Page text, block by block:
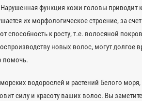
функция кожи головы
их морфологическое строение, за
способность к росту, т.е. волосяной
новых волос, могут
помочь.
водорослей и растений Белого
силу и красоту ваших волос. Вы